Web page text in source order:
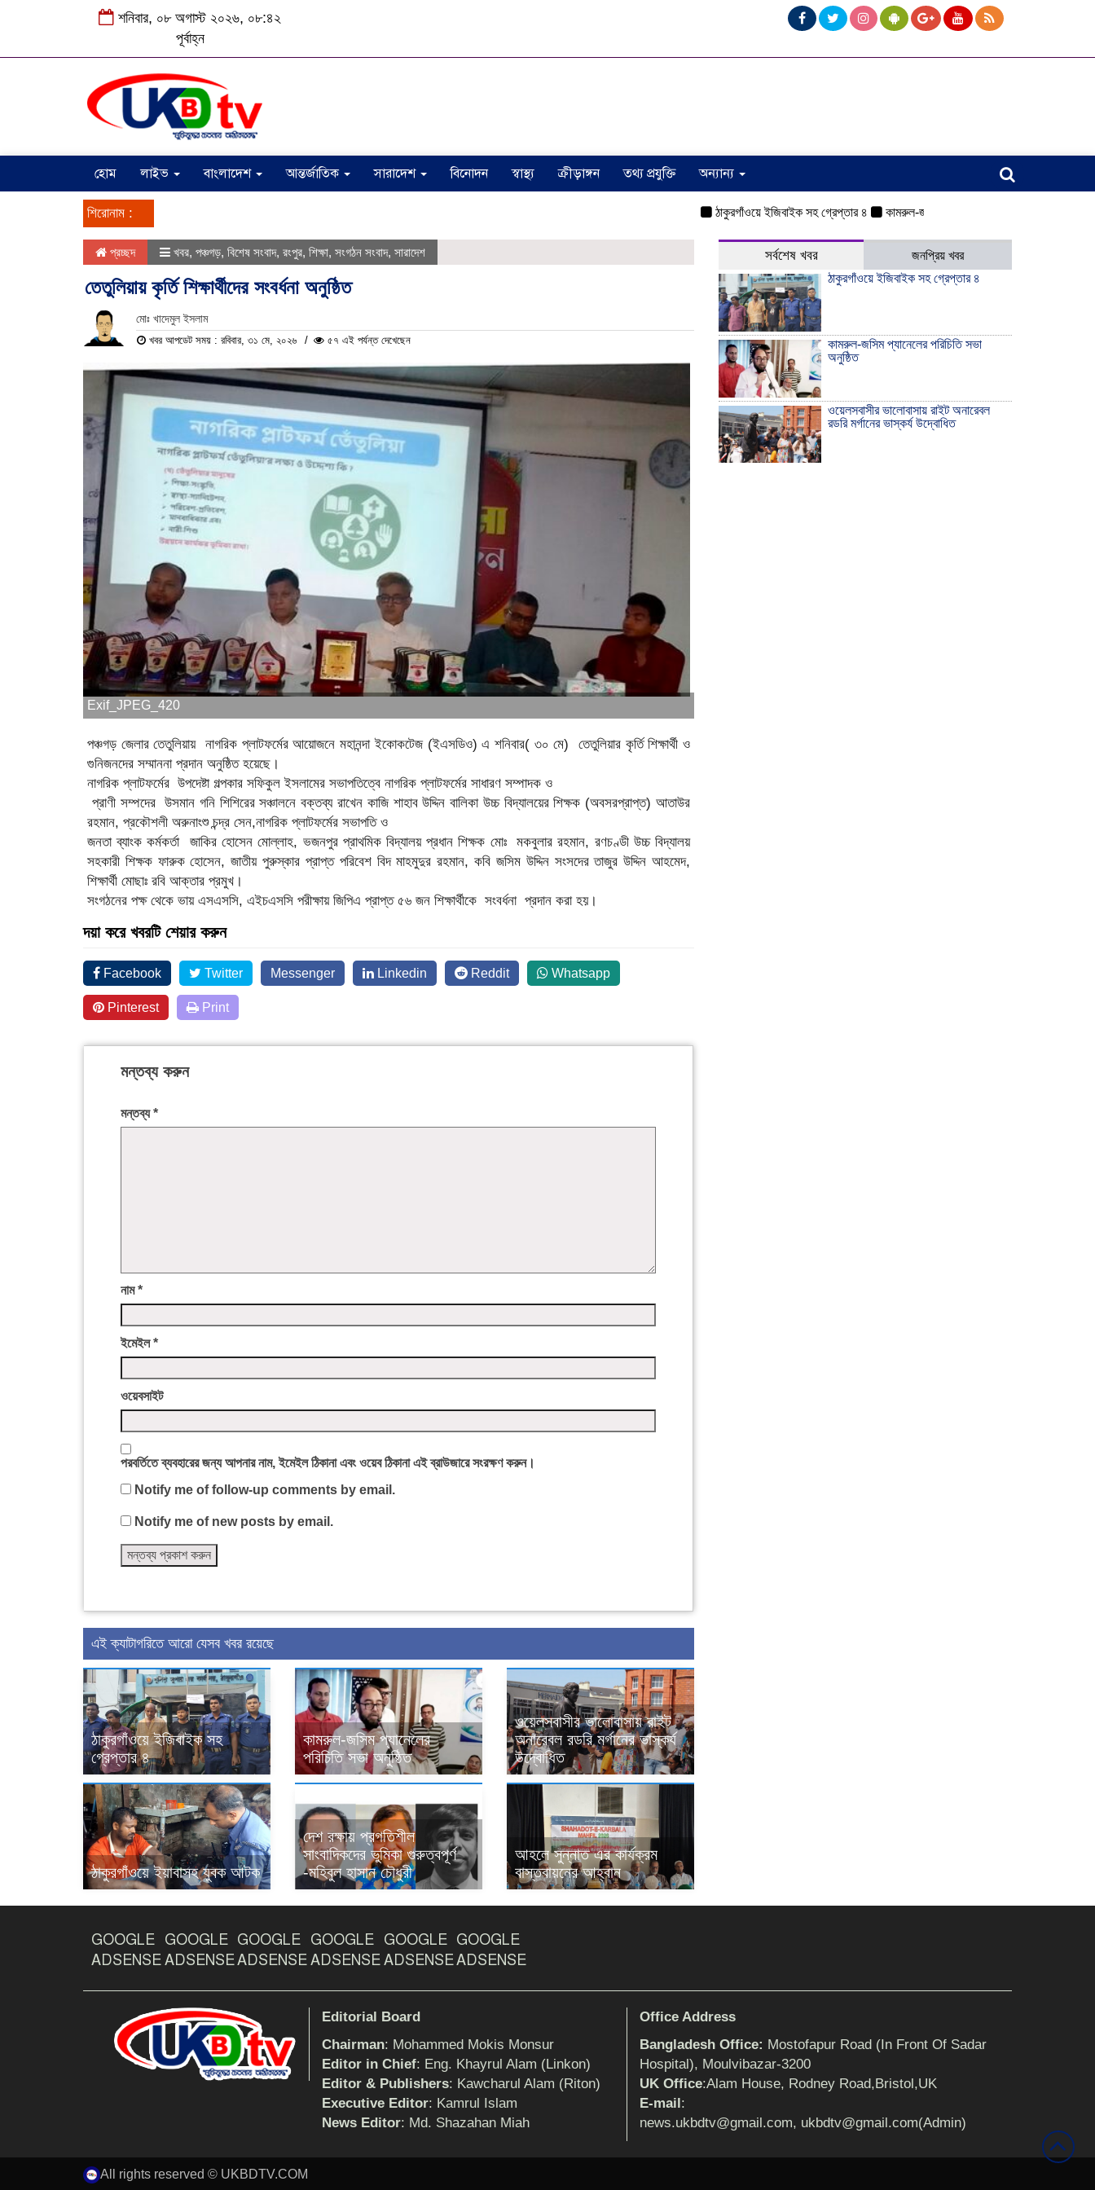
শনিবার, ০৮ অগাস্ট ২০২৬, ০৮:৪২
পূর্বাহ্ন
হোম লাইভ বাংলাদেশ আন্তর্জাতিক সারাদেশ বিনোদন স্বাস্থ্য ক্রীড়াঙ্গন তথ্য প্রযুক্তি অন্যান্য
শিরোনাম : ঠাকুরগাঁওয়ে ইজিবাইক সহ গ্রেপ্তার ৪ কামরুল-জসিম প্যানেলের পরিচিতি সভা অনুষ্ঠিত
প্রচ্ছদ খবর, পঞ্চগড়, বিশেষ সংবাদ, রংপুর, শিক্ষা, সংগঠন সংবাদ, সারাদেশ
তেতুলিয়ায় কৃর্তি শিক্ষার্থীদের সংবর্ধনা অনুষ্ঠিত
মোঃ খাদেমুল ইসলাম
খবর আপডেট সময় : রবিবার, ৩১ মে, ২০২৬ ৫৭ এই পর্যন্ত দেখেছেন
Exif_JPEG_420
পঞ্চগড় জেলার তেতুলিয়ায় নাগরিক প্লাটফর্মের আয়োজনে মহানন্দা ইকোকটেজ (ইএসডিও) এ শনিবার( ৩০ মে) তেতুলিয়ার কৃর্তি শিক্ষার্থী ও
গুনিজনদের সম্মাননা প্রদান অনুষ্ঠিত হয়েছে।
নাগরিক প্লাটফর্মের উপদেষ্টা গল্পকার সফিকুল ইসলামের সভাপতিত্বে নাগরিক প্লাটফর্মের সাধারণ সম্পাদক ও
প্রাণী সম্পদের উসমান গনি শিশিরের সঞ্চালনে বক্তব্য রাখেন কাজি শাহাব উদ্দিন বালিকা উচ্চ বিদ্যালয়ের শিক্ষক (অবসরপ্রাপ্ত) আতাউর
রহমান, প্রকৌশলী অরুনাংশু চন্দ্র সেন,নাগরিক প্লাটফর্মের সভাপতি ও
জনতা ব্যাংক কর্মকর্তা জাকির হোসেন মোল্লাহ, ভজনপুর প্রাথমিক বিদ্যালয় প্রধান শিক্ষক মোঃ মকবুলার রহমান, রণচণ্ডী উচ্চ বিদ্যালয়
সহকারী শিক্ষক ফারুক হোসেন, জাতীয় পুরুস্কার প্রাপ্ত পরিবেশ বিদ মাহমুদুর রহমান, কবি জসিম উদ্দিন সংসদের তাজুর উদ্দিন আহমেদ,
শিক্ষার্থী মোছাঃ রবি আক্তার প্রমুখ।
সংগঠনের পক্ষ থেকে ভায় এসএসসি, এইচএসসি পরীক্ষায় জিপিএ প্রাপ্ত ৫৬ জন শিক্ষার্থীকে সংবর্ধনা প্রদান করা হয়।
দয়া করে খবরটি শেয়ার করুন
Facebook Twitter Messenger Linkedin Reddit Whatsapp
Pinterest Print
মন্তব্য করুন
মন্তব্য*
নাম*
ইমেইল*
ওয়েবসাইট
পরবর্তিতে ব্যবহারের জন্য আপনার নাম, ইমেইল ঠিকানা এবং ওয়েব ঠিকানা এই ব্রাউজারে সংরক্ষণ করুন।
Notify me of follow-up comments by email.
Notify me of new posts by email.
এই ক্যাটাগরিতে আরো যেসব খবর রয়েছে
ঠাকুরগাঁওয়ে ইজিবাইক সহ
গ্রেপ্তার ৪
কামরুল-জসিম প্যানেলের
পরিচিতি সভা অনুষ্ঠিত
ওয়েলসবাসীর ভালোবাসায় রাইট
অনারেবল রডরি মর্গানের ভাস্কর্য
উদ্বোধিত
ঠাকুরগাঁওয়ে ইয়াবাসহ যুবক আটক
দেশ রক্ষায় প্রগতিশীল
সাংবাদিকদের ভুমিকা গুরুত্বপূর্ণ
-মহিবুল হাসান চৌধুরী
আহলে সুন্নাত এর কার্যক্রম
বাস্তবায়নের আহ্বান
সর্বশেষ খবর
জনপ্রিয় খবর
ঠাকুরগাঁওয়ে ইজিবাইক সহ গ্রেপ্তার ৪
কামরুল-জসিম প্যানেলের পরিচিতি সভা
অনুষ্ঠিত
ওয়েলসবাসীর ভালোবাসায় রাইট অনারেবল
রডরি মর্গানের ভাস্কর্য উদ্বোধিত
GOOGLE
ADSENSE
GOOGLE
ADSENSE
GOOGLE
ADSENSE
GOOGLE
ADSENSE
GOOGLE
ADSENSE
GOOGLE
ADSENSE
Editorial Board
Chairman: Mohammed Mokis Monsur
Editor in Chief: Eng. Khayrul Alam (Linkon)
Editor & Publishers: Kawcharul Alam (Riton)
Executive Editor: Kamrul Islam
News Editor: Md. Shazahan Miah
Office Address
Bangladesh Office: Mostofapur Road (In Front Of Sadar
Hospital), Moulvibazar-3200
UK Office:Alam House, Rodney Road,Bristol,UK
E-mail:
news.ukbdtv@gmail.com, ukbdtv@gmail.com(Admin)
All rights reserved © UKBDTV.COM